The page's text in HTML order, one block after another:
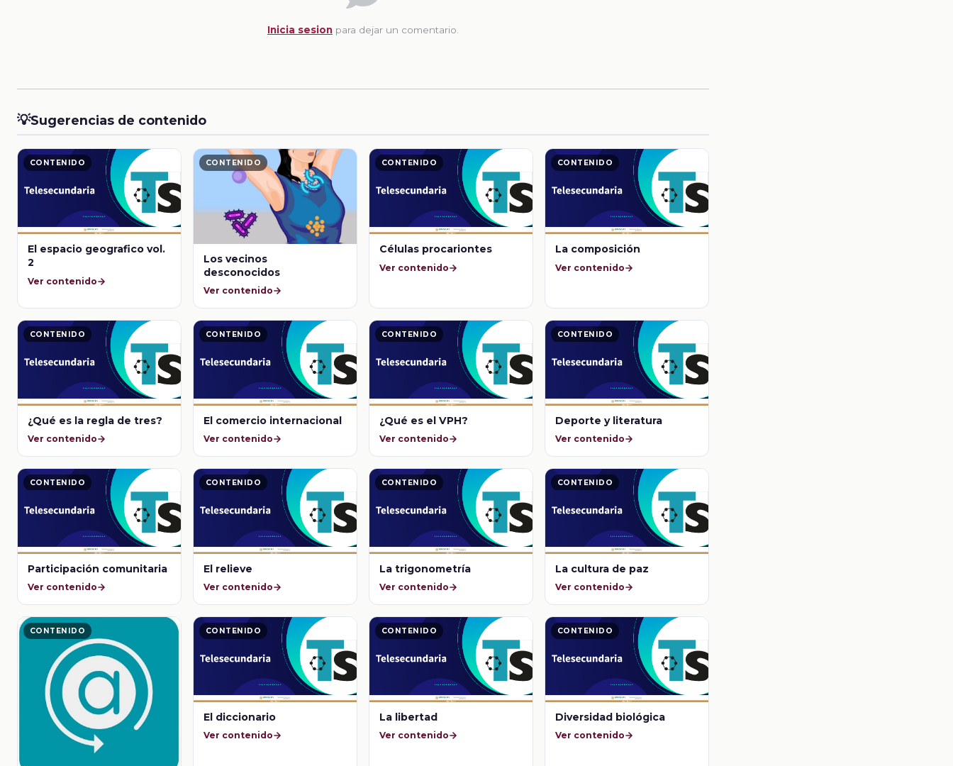
Inicia sesion para dejar un comentario.
💡Sugerencias de contenido
CONTENIDO
El espacio geografico vol.
2
Ver contenido
CONTENIDO
Los vecinos
desconocidos
Ver contenido
CONTENIDO
Células procariontes
Ver contenido
CONTENIDO
La composición
Ver contenido
CONTENIDO
¿Qué es la regla de tres?
Ver contenido
CONTENIDO
El comercio internacional
Ver contenido
CONTENIDO
¿Qué es el VPH?
Ver contenido
CONTENIDO
Deporte y literatura
Ver contenido
CONTENIDO
Participación comunitaria
Ver contenido
CONTENIDO
El relieve
Ver contenido
CONTENIDO
La trigonometría
Ver contenido
CONTENIDO
La cultura de paz
Ver contenido
CONTENIDO CONTENIDO
El diccionario
Ver contenido
CONTENIDO
La libertad
Ver contenido
CONTENIDO
Diversidad biológica
Ver contenido